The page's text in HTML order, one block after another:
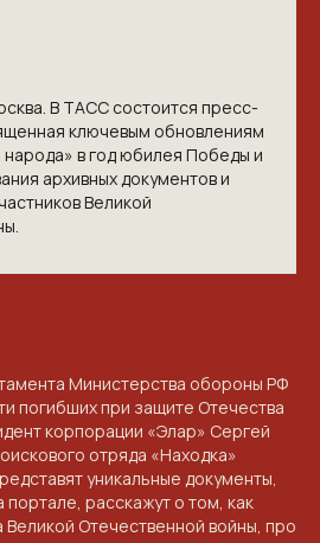
В ТАСС состоится пресс-
ключевым обновлениям
в год юбилея Победы и
архивных документов и
Великой
Министерства обороны РФ
погибших при защите Отечества
корпорации «Элар» Сергей
отряда «Находка»
уникальные документы,
расскажут о том, как
Великой Отечественной войны, про
ВАС
В